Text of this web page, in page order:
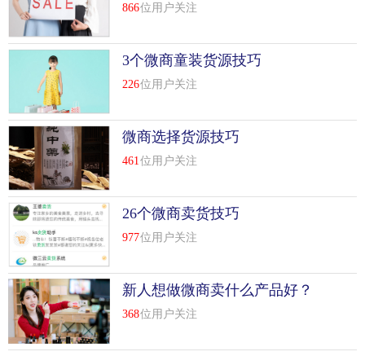
866位用户关注
3个微商童装货源技巧
226位用户关注
微商选择货源技巧
461 位用户关注
26个微商卖货技巧
977位用户关注
新人想做微商卖什么产品好？
做微商货源从哪里来的
368位用户关注